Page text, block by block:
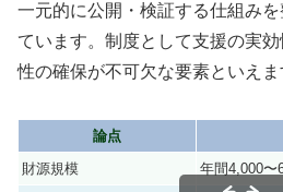
一元的に公開・検証する仕組み
ています。制度として支援の実
性の確保が不可欠な要素といえま
論点
財源規模
年間4,000〜